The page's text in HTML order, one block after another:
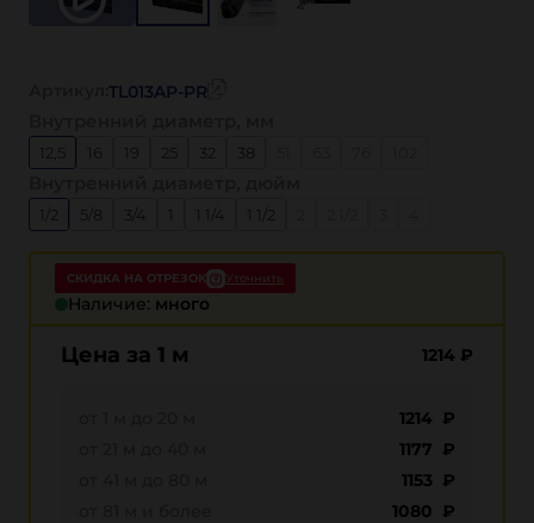
СКИДКА НА ОТРЕЗОК Уточнить
Наличие: много
Цена за 1 м 1214 ₽
1214 ₽
1177 ₽
1153 ₽
1080 ₽
TL013AP-PR
16 32 38
5/8 3/4